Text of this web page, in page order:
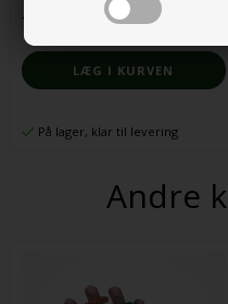
122,00 DKK
På lager, klar til levering
Andre